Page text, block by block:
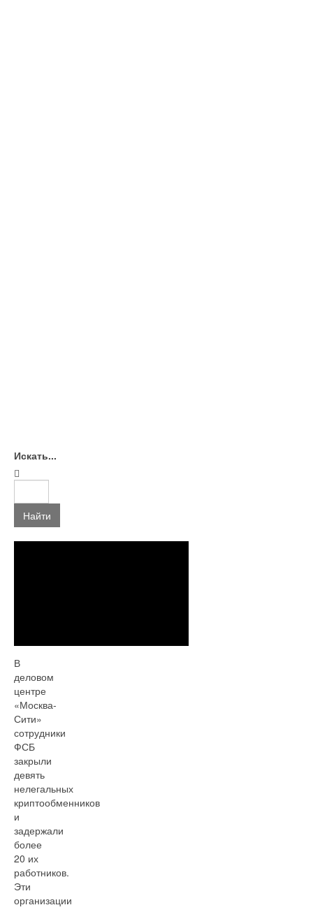
Искать...
Найти
В
деловом
центре
«Москва-
Сити»
сотрудники
ФСБ
закрыли
девять
нелегальных
криптообменников
и
задержали
более
20 их
работников.
Эти
организации